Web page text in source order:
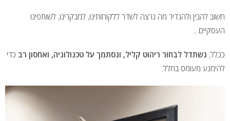
חשוב להבין ולהגדיר מה נרצה לשדר ללקוחותינו, למבקרינו, לשותפינו
העסקיים…
ככלל, נשתדל לבחור ריהוט קליל, ונסתמך על טכנולוגיה, ואחסון רב כדי
להימנע מעומס בחלל.